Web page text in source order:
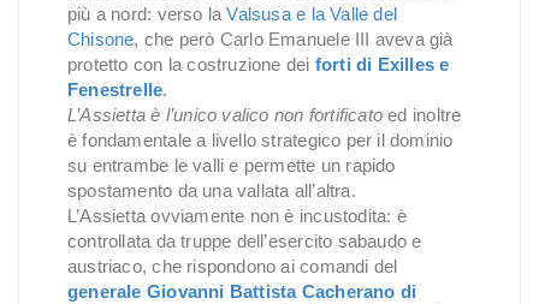
più a nord: verso laValsusa e la Valle del
Chisone, che però Carlo Emanuele III aveva già
protetto con la costruzione dei forti di Exilles e
Fenestrelle.
L’Assietta è l’unico valico non fortificato ed inoltre
è fondamentale a livello strategico per il dominio
su entrambe le valli e permette un rapido
spostamento da una vallata all’altra.
L’Assietta ovviamente non è incustodita: è
controllata da truppe dell’esercito sabaudo e
austriaco, che rispondono ai comandi del
generale Giovanni Battista Cacherano di